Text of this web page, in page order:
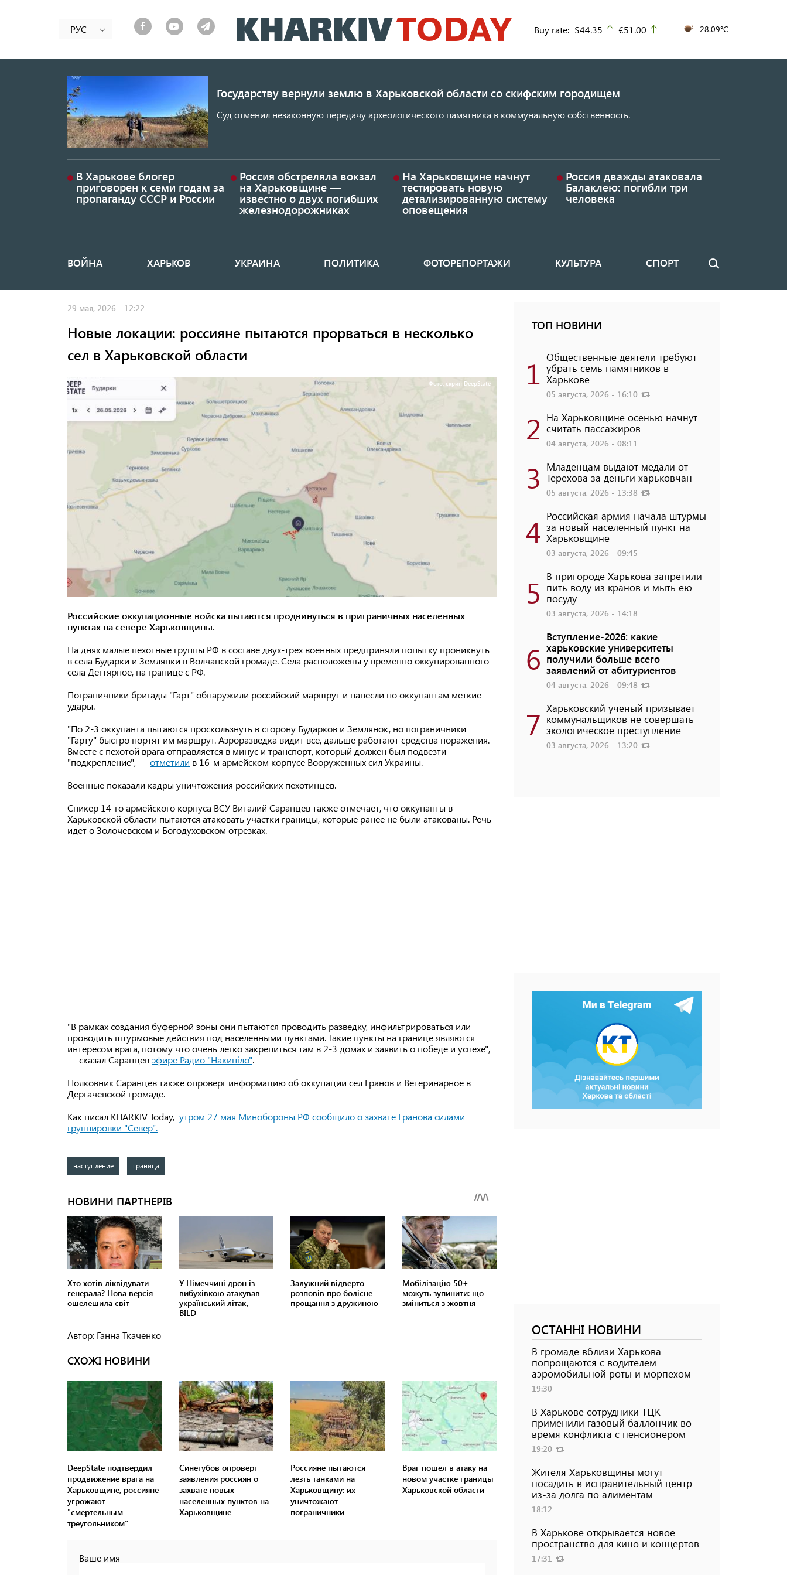
к
основному
РУС Buy rate: $44.35 up
€51.00 28.09°C
Государству вернули землю в Харьковской области со скифским городищем
Суд отменил незаконную передачу археологического памятника в коммунальную собственность.
В Харькове блогер
приговорен к семи годам за
пропаганду СССР и России
Россия обстреляла вокзал
на Харьковщине —
известно о двух погибших
железнодорожниках
На Харьковщине начнут
тестировать новую
детализированную систему
оповещения
Россия дважды атаковала
Балаклею: погибли три
человека
Основная
ВОЙНА ХАРЬКОВ УКРАИНА ПОЛИТИКА ФОТОРЕПОРТАЖИ КУЛЬТУРА СПОРТ Поиск
29 мая, 2026 - 12:22
Новые локации: россияне пытаются прорваться в несколько
сел в Харьковской области
Фото: скрин DeepState
Российские оккупационные войска пытаются продвинуться в приграничных населенных
пунктах на севере Харьковщины.
На днях малые пехотные группы РФ в составе двух-трех военных предприняли попытку проникнуть
в села Бударки и Землянки в Волчанской громаде. Села расположены у временно оккупированного
села Дегтярное, на границе с РФ.
Пограничники бригады "Гарт" обнаружили российский маршрут и нанесли по оккупантам меткие
удары.
"По 2-3 оккупанта пытаются проскользнуть в сторону Бударков и Землянок, но пограничники
"Гарту" быстро портят им маршрут. Аэроразведка видит все, дальше работают средства поражения.
Вместе с пехотой врага отправляется в минус и транспорт, который должен был подвезти
"подкрепление", —отметили в 16-м армейском корпусе Вооруженных сил Украины.
Военные показали кадры уничтожения российских пехотинцев.
Спикер 14-го армейского корпуса ВСУ Виталий Саранцев также отмечает, что оккупанты в
Харьковской области пытаются атаковать участки границы, которые ранее не были атакованы. Речь
идет о Золочевском и Богодуховском отрезках.
"В рамках создания буферной зоны они пытаются проводить разведку, инфильтрироваться или
проводить штурмовые действия под населенными пунктами. Такие пункты на границе являются
интересом врага, потому что очень легко закрепиться там в 2-3 домах и заявить о победе и успехе",
— сказал Саранцевэфире Радио "Накипіло".
Полковник Саранцев также опроверг информацию об оккупации сел Гранов и Ветеринарное в
Дергачевской громаде.
Как писал KHARKIV Today, утром 27 мая Минобороны РФ сообщило о захвате Гранова силами
группировки "Север".
наступление граница
Автор: Ганна Ткаченко
СХОЖІ НОВИНИ
DeepState подтвердил
продвижение врага на
Харьковщине, россияне
угрожают
"смертельным
треугольником"
Синегубов опроверг
заявления россиян о
захвате новых
населенных пунктов на
Харьковщине
Россияне пытаются
лезть танками на
Харьковщину: их
уничтожают
пограничники
Враг пошел в атаку на
новом участке границы
Харьковской области
Ваше имя
ТОП НОВИНИ
1 Общественные деятели требуют
убрать семь памятников в
Харькове
05 августа, 2026 - 16:10
2 На Харьковщине осенью начнут
считать пассажиров
04 августа, 2026 - 08:11
3 Младенцам выдают медали от
Терехова за деньги харьковчан
05 августа, 2026 - 13:38
4 Российская армия начала штурмы
за новый населенный пункт на
Харьковщине
03 августа, 2026 - 09:45
5 В пригороде Харькова запретили
пить воду из кранов и мыть ею
посуду
03 августа, 2026 - 14:18
6
Вступление-2026: какие
харьковские университеты
получили больше всего
заявлений от абитуриентов
04 августа, 2026 - 09:48
7 Харьковский ученый призывает
коммунальщиков не совершать
экологическое преступление
03 августа, 2026 - 13:20
ОСТАННІ НОВИНИ
В громаде вблизи Харькова
попрощаются с водителем
аэромобильной роты и морпехом
19:30
В Харькове сотрудники ТЦК
применили газовый баллончик во
время конфликта с пенсионером
19:20
Жителя Харьковщины могут
посадить в исправительный центр
из-за долга по алиментам
18:12
В Харькове открывается новое
пространство для кино и концертов
17:31